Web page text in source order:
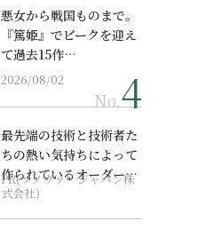
悪女から戦国ものまで。
『篤姫』でピークを迎え
て過去15作…
2026/08/02
No.
最先端の技術と技術者た
ちの熱い気持ちによって
作られているオーダーメ
イド補聴器
PR(ソノヴァ・ジャパン株
式会社)